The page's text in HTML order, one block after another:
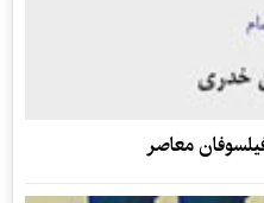
معاصر